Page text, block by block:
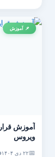
📌 آموزش
آموزش قرار
ویروس
۲۲ دی ۱۴۰۴ ✍️